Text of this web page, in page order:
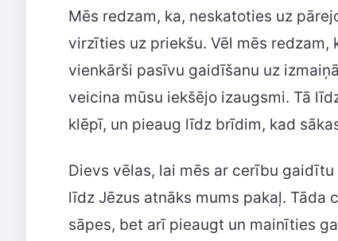
Mēs redzam, ka, neskatoties uz
virzīties uz priekšu. Vēl mēs
vienkārši pasīvu gaidīšanu uz
veicina mūsu iekšējo izaugsmi. Tā
klēpī, un pieaug līdz brīdim, kad
Dievs vēlas, lai mēs ar cerību
līdz Jēzus atnāks mums pakaļ.
sāpes, bet arī pieaugt un mainīties